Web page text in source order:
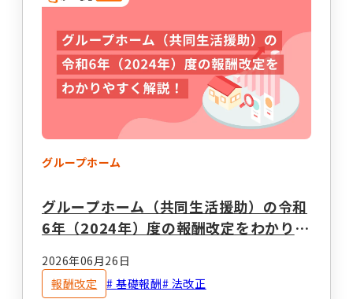
その他機能
開業支援サービス
事業計画立案支援
法人設立 指定申請代行
求人広告掲載・人材紹介
その他のサービス
レンタルスマホ
総合トップ
グループホーム
グループホーム（共同生活援助）の令和
6年（2024年）度の報酬改定をわかりや
2026年06月26日
報酬改定
基礎報酬 法改正